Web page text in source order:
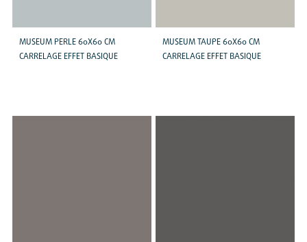
MUSEUM PERLE 60X60 CM
CARRELAGE EFFET BASIQUE
MUSEUM TAUPE 60X60 CM
CARRELAGE EFFET BASIQUE